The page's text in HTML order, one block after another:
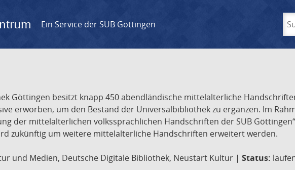
Ein Service der SUB Göttingen
Göttingen besitzt knapp 450 abendländische mittelalterliche
erworben, um den Bestand der Universalbibliothek zu ergänzen. Im
der mittelalterlichen volkssprachlichen Handschriften der SUB
zukünftig um weitere mittelalterliche Handschriften erweitert werden.
und Medien, Deutsche Digitale Bibliothek, Neustart Kultur | Status: